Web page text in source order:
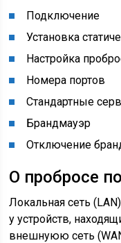
Подключение
Установка
Настройка
Номера портов
Стандартные
Брандмауэр
Отключение
О пробросе
Локальная сеть
у устройств,
внешнуюю сеть